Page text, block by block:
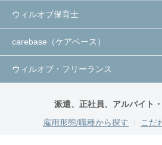
ウィルオブ保育士
carebase（ケアベース）
ウィルオブ・フリーランス
派遣、正社員、アルバイト
雇用形態/職種から探す
こだ